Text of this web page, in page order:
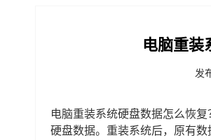
电脑重装
发
电脑重装系统硬盘数据怎么恢
硬盘数据。重装系统后，原有